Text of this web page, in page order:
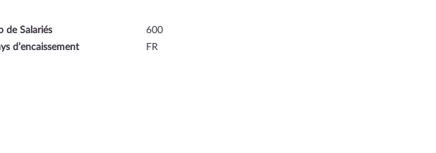
de Salariés
600
d’encaissement
FR